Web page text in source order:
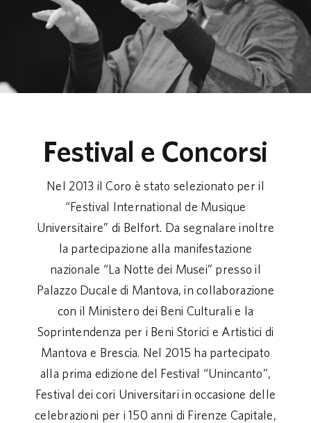
Festival e Concorsi
Nel 2013 il Coro è stato selezionato per il
“Festival International de Musique
Universitaire” di Belfort. Da segnalare inoltre
la partecipazione alla manifestazione
nazionale “La Notte dei Musei” presso il
Palazzo Ducale di Mantova, in collaborazione
con il Ministero dei Beni Culturali e la
Soprintendenza per i Beni Storici e Artistici di
Mantova e Brescia. Nel 2015 ha partecipato
alla prima edizione del Festival “Unincanto”,
Festival dei cori Universitari in occasione delle
celebrazioni per i 150 anni di Firenze Capitale,